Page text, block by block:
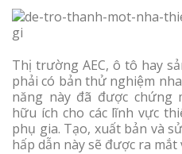
Thị trường AEC, ô tô hay
phải có bản thử nghiệm
năng này đã được chứng
hữu ích cho các lĩnh vực
phụ gia. Tạo, xuất bản và
hấp dẫn này sẽ được ra